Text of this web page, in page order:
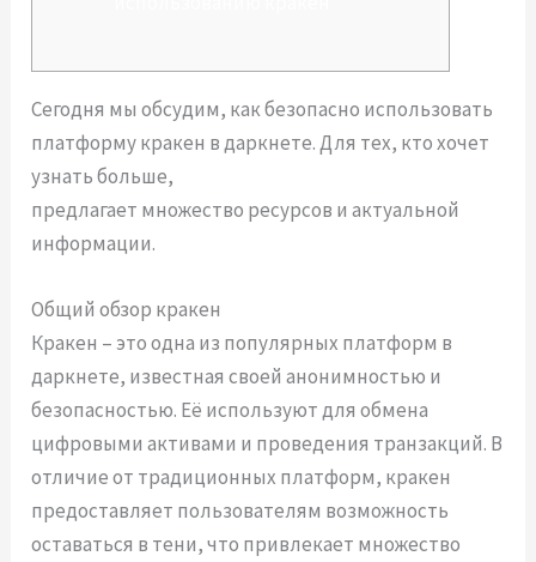
Сегодня мы обсудим, как безопасно использовать
платформу кракен в даркнете. Для тех, кто хочет
узнать больше,
предлагает множество ресурсов и актуальной
информации.
Общий обзор кракен
Кракен – это одна из популярных платформ в
даркнете, известная своей анонимностью и
безопасностью. Её используют для обмена
цифровыми активами и проведения транзакций. В
отличие от традиционных платформ, кракен
предоставляет пользователям возможность
оставаться в тени, что привлекает множество